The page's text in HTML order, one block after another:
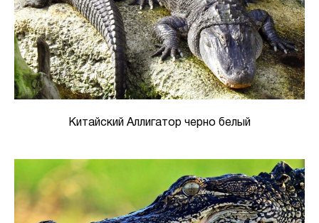
Китайский Аллигатор черно белый